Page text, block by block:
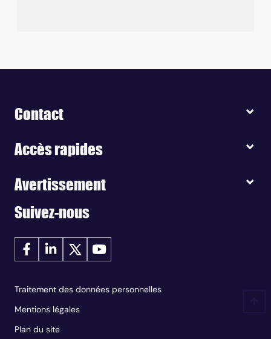
Contact
Accès rapides
Avertissement
Suivez-nous
Traitement des données personnelles
Mentions légales
Plan du site